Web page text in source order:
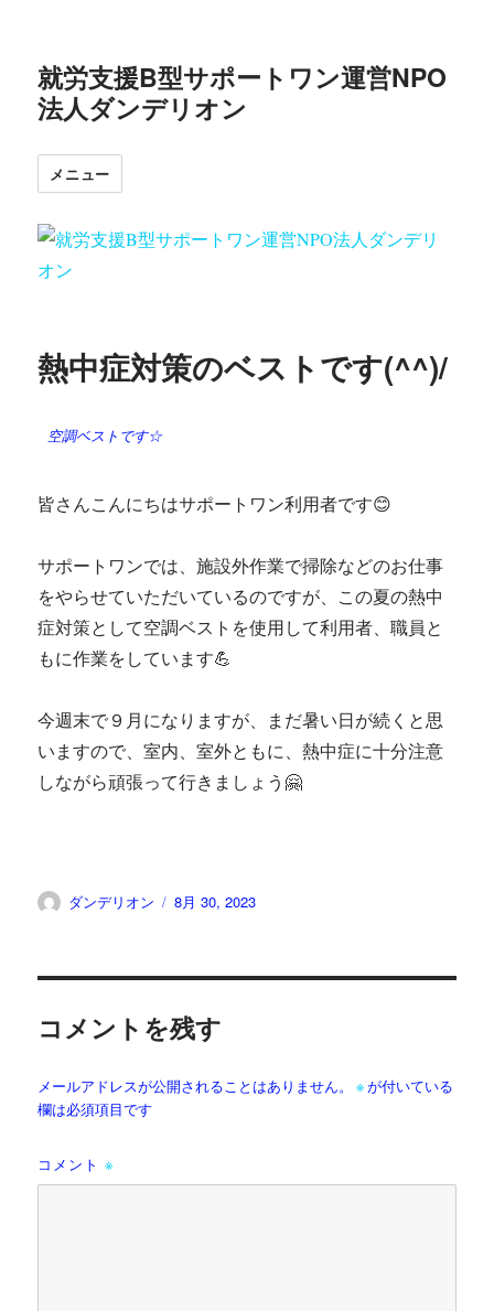
就労支援B型サポートワン運営NPO
法人ダンデリオン
メニュー
熱中症対策のベストです(^^)/
空調ベストです☆
皆さんこんにちはサポートワン利用者です😊
サポートワンでは、施設外作業で掃除などのお仕事
をやらせていただいているのですが、この夏の熱中
症対策として空調ベストを使用して利用者、職員と
もに作業をしています💪
今週末で９月になりますが、まだ暑い日が続くと思
いますので、室内、室外ともに、熱中症に十分注意
しながら頑張って行きましょう🤗
投
ダンデリオン
投
8月 30, 2023
コメントを残す
メールアドレスが公開されることはありません。 ※が付いている
欄は必須項目です
コメント※